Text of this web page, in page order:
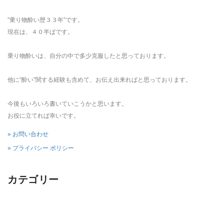
”乗り物酔い歴３３年”です。
現在は、４０半ばです。
乗り物酔いは、自分の中で多少克服したと思っております。
他に”酔い”関する経験も含めて、お伝え出来ればと思っております。
今後もいろいろ書いていこうかと思います。
お役に立てれば幸いです。
» お問い合わせ
» プライバシー ポリシー
カテゴリー